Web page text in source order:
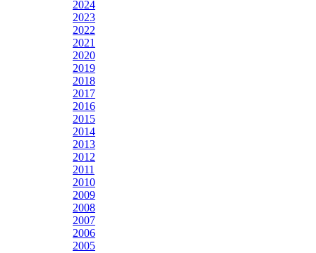
2024
2023
2022
2021
2020
2019
2018
2017
2016
2015
2014
2013
2012
2011
2010
2009
2008
2007
2006
2005